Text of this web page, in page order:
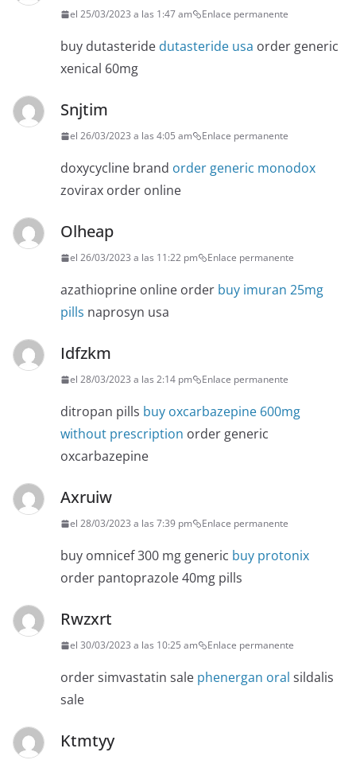
el 25/03/2023 a las 1:47 am Enlace permanente
buy dutasteride dutasteride usa order generic
xenical 60mg
Snjtim
el 26/03/2023 a las 4:05 am Enlace permanente
doxycycline brand order generic monodox
zovirax order online
Olheap
el 26/03/2023 a las 11:22 pm Enlace permanente
azathioprine online order buy imuran 25mg
pills naprosyn usa
Idfzkm
el 28/03/2023 a las 2:14 pm Enlace permanente
ditropan pills buy oxcarbazepine 600mg
without prescription order generic
oxcarbazepine
Axruiw
el 28/03/2023 a las 7:39 pm Enlace permanente
buy omnicef 300 mg generic buy protonix
order pantoprazole 40mg pills
Rwzxrt
el 30/03/2023 a las 10:25 am Enlace permanente
order simvastatin sale phenergan oral sildalis
sale
Ktmtyy